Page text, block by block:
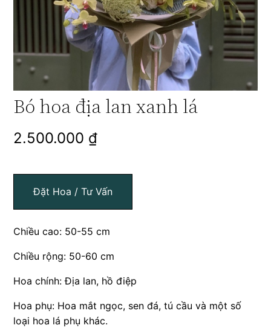
Bó hoa địa lan xanh lá
2.500.000 ₫
Đặt Hoa / Tư Vấn
Chiều cao: 50-55 cm
Chiều rộng: 50-60 cm
Hoa chính: Địa lan, hồ điệp
Hoa phụ: Hoa mắt ngọc, sen đá, tú cầu và một số
loại hoa lá phụ khác.